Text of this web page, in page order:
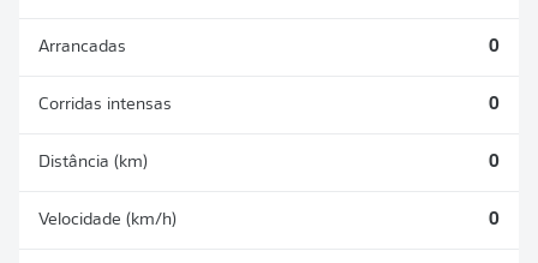
Arrancadas 0
Corridas intensas 0
Distância (km) 0
Velocidade (km/h) 0